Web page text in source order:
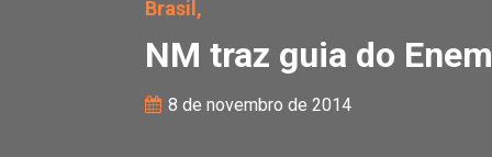
Brasil,
NM traz guia do Enem
8 de novembro de 2014